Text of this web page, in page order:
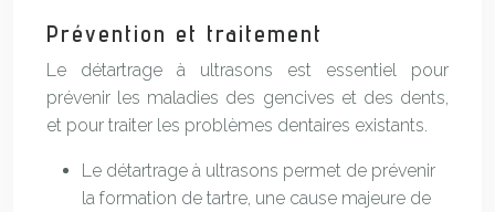
Prévention et traitement
Le détartrage à ultrasons est essentiel pour
prévenir les maladies des gencives et des dents,
et pour traiter les problèmes dentaires existants.
Le détartrage à ultrasons permet de prévenir
la formation de tartre, une cause majeure de